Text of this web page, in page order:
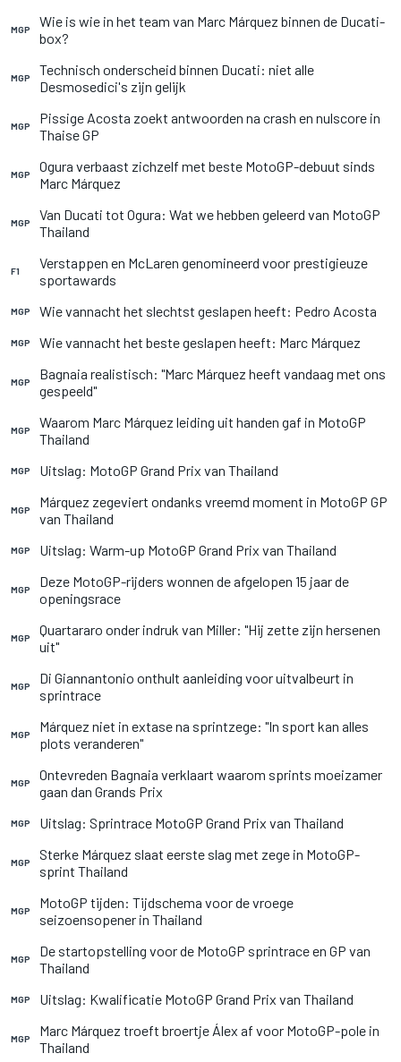
MGP
Wie is wie in het team van Marc Márquez binnen de Ducati-
box?
MGP
Technisch onderscheid binnen Ducati: niet alle
Desmosedici's zijn gelijk
MGP
Pissige Acosta zoekt antwoorden na crash en nulscore in
Thaise GP
MGP
Ogura verbaast zichzelf met beste MotoGP-debuut sinds
Marc Márquez
MGP
Van Ducati tot Ogura: Wat we hebben geleerd van MotoGP
Thailand
F1
Verstappen en McLaren genomineerd voor prestigieuze
sportawards
MGP Wie vannacht het slechtst geslapen heeft: Pedro Acosta
MGP Wie vannacht het beste geslapen heeft: Marc Márquez
MGP
Bagnaia realistisch: "Marc Márquez heeft vandaag met ons
gespeeld"
MGP
Waarom Marc Márquez leiding uit handen gaf in MotoGP
Thailand
MGP Uitslag: MotoGP Grand Prix van Thailand
MGP
Márquez zegeviert ondanks vreemd moment in MotoGP GP
van Thailand
MGP Uitslag: Warm-up MotoGP Grand Prix van Thailand
MGP
Deze MotoGP-rijders wonnen de afgelopen 15 jaar de
openingsrace
MGP
Quartararo onder indruk van Miller: "Hij zette zijn hersenen
uit"
MGP
Di Giannantonio onthult aanleiding voor uitvalbeurt in
sprintrace
MGP
Márquez niet in extase na sprintzege: "In sport kan alles
plots veranderen"
MGP
Ontevreden Bagnaia verklaart waarom sprints moeizamer
gaan dan Grands Prix
MGP Uitslag: Sprintrace MotoGP Grand Prix van Thailand
MGP
Sterke Márquez slaat eerste slag met zege in MotoGP-
sprint Thailand
MGP
MotoGP tijden: Tijdschema voor de vroege
seizoensopener in Thailand
MGP
De startopstelling voor de MotoGP sprintrace en GP van
Thailand
MGP Uitslag: Kwalificatie MotoGP Grand Prix van Thailand
MGP
Marc Márquez troeft broertje Álex af voor MotoGP-pole in
Thailand